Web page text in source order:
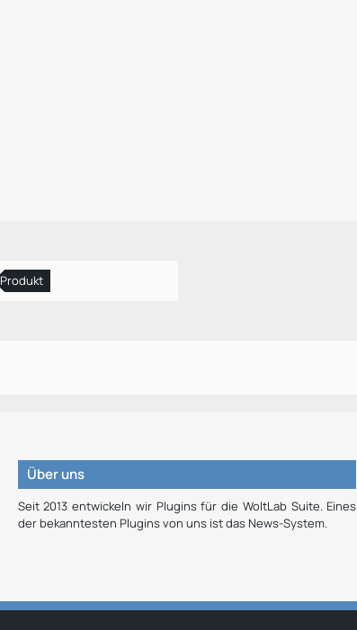
Produkt
Über uns
Seit 2013 entwickeln wir Plugins für die WoltLab Suite. Eines
der bekanntesten Plugins von uns ist das News-System.